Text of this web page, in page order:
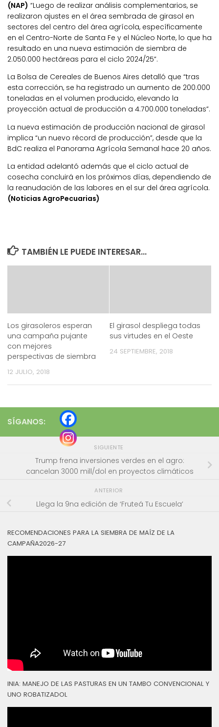
(NAP) “Luego de realizar análisis complementarios, se
realizaron ajustes en el área sembrada de girasol en
sectores del centro del área agrícola, específicamente
en el Centro-Norte de Santa Fe y el Núcleo Norte, lo que ha
resultado en una nueva estimación de siembra de
2.050.000 hectáreas para el ciclo 2024/25”.
La Bolsa de Cereales de Buenos Aires detalló que “tras
esta corrección, se ha registrado un aumento de 200.000
toneladas en el volumen producido, elevando la
proyección actual de producción a 4.700.000 toneladas”.
La nueva estimación de producción nacional de girasol
implica “un nuevo récord de producción”, desde que la
BdC realiza el Panorama Agrícola Semanal hace 20 años.
La entidad adelantó además que el ciclo actual de
cosecha concluirá en los próximos días, dependiendo de
la reanudación de las labores en el sur del área agrícola.
(Noticias AgroPecuarias)
TAMBIÉN LE PUEDE INTERESAR...
Los girasoleros esperan
una campaña pujante
con mejores
perspectivas de siembra
12 JULIO, 2018
El girasol despliega todas
sus virtudes en el Oeste
24 SEPTIEMBRE, 2018
SÍGANOS:
SIGUIENTE
Trump frena inversiones verdes en el agro:
cancelan 3000 mill/dol en proyectos climáticos
ANTERIOR
Llega la 9na edición de ‘Fruteá Tu Escuela’
RECOMENDACIONES PARA LA SIEMBRA DE MAÍZ DE LA
CAMPAÑA2026-27
INIA: MANEJO DE LAS PASTURAS EN UN TAMBO CONVENCIONAL Y
UNO ROBATIZADOL